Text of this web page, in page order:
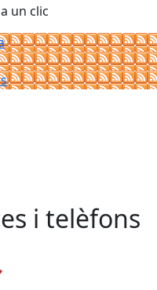
un clic
i telèfons